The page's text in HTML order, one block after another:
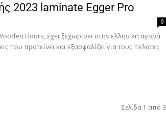
2023 laminate Egger Pro
0
Floors, έχει ξεχωρίσει στην ελληνική αγορά
που προτείνει και εξασφαλίζει για τους πελάτες
Σελίδα 1 από 3